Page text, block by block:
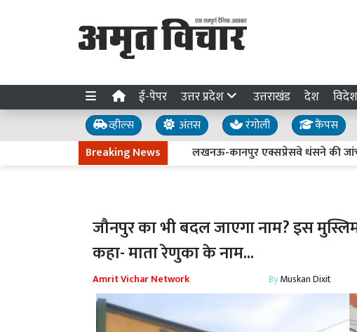
ई-पेपर उत्तर प्रदेश उत्तराखंड देश विदेश
व्हील्स अंतस रंगोली कैंपस
Breaking News
लखनऊ-कानपुर एक्सप्रेसवे धंसने की जांच तेज :
जौनपुर का भी बदल जाएगा नाम? इस
कहा- माता रेणुका के नाम...
Amrit Vichar Network ByMuskan Dixit